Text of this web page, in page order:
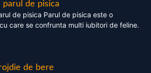
parul de pisica
de pisica Parul de pisica este o
care se confrunta multi iubitori de feline.
de bere